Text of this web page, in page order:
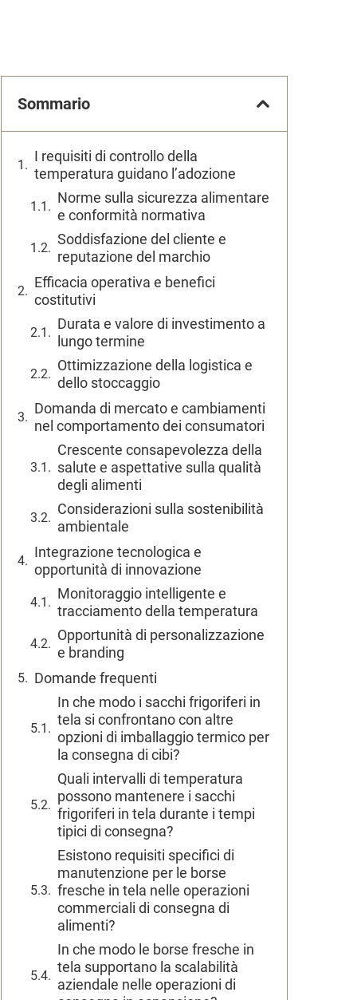
Sommario
I requisiti di controllo della
temperatura guidano l’adozione
Norme sulla sicurezza alimentare
e conformità normativa
Soddisfazione del cliente e
reputazione del marchio
Efficacia operativa e benefici
costitutivi
Durata e valore di investimento a
lungo termine
Ottimizzazione della logistica e
dello stoccaggio
Domanda di mercato e cambiamenti
nel comportamento dei consumatori
Crescente consapevolezza della
salute e aspettative sulla qualità
degli alimenti
Considerazioni sulla sostenibilità
ambientale
Integrazione tecnologica e
opportunità di innovazione
Monitoraggio intelligente e
tracciamento della temperatura
Opportunità di personalizzazione
e branding
Domande frequenti
In che modo i sacchi frigoriferi in
tela si confrontano con altre
opzioni di imballaggio termico per
la consegna di cibi?
Quali intervalli di temperatura
possono mantenere i sacchi
frigoriferi in tela durante i tempi
tipici di consegna?
Esistono requisiti specifici di
manutenzione per le borse
fresche in tela nelle operazioni
commerciali di consegna di
alimenti?
In che modo le borse fresche in
tela supportano la scalabilità
aziendale nelle operazioni di